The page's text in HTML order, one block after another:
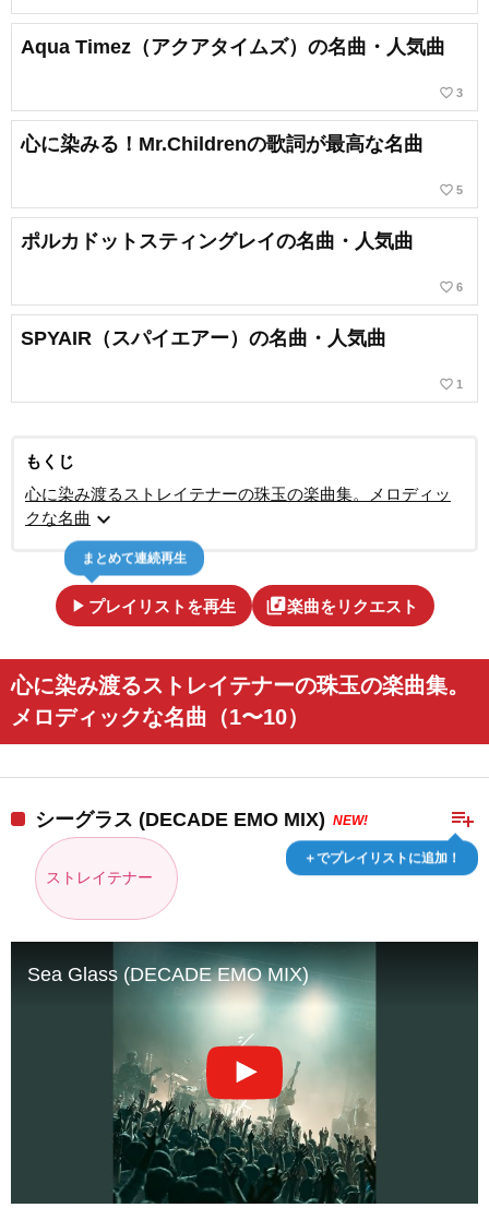
Aqua Timez（アクアタイムズ）の名曲・人気曲
favorite_border 3
心に染みる！Mr.Childrenの歌詞が最高な名曲
favorite_border 5
ポルカドットスティングレイの名曲・人気曲
favorite_border 6
SPYAIR（スパイエアー）の名曲・人気曲
favorite_border 1
もくじ
心に染み渡るストレイテナーの珠玉の楽曲集。メロディッ
クな名曲 expand_more
play_arrow プレイリストを再生
まとめて連続再生
library_music楽曲をリクエスト
心に染み渡るストレイテナーの珠玉の楽曲集。
メロディックな名曲（1〜10）
playlist_add
＋でプレイリストに追加！
シーグラス (DECADE EMO MIX) NEW!
ストレイテナー
Sea Glass (DECADE EMO MIX)